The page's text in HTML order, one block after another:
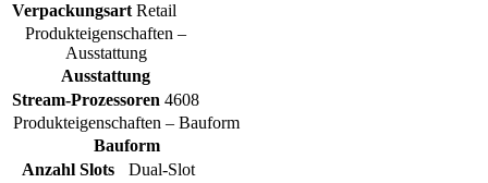
Verpackungsart Retail
Produkteigenschaften –
Ausstattung
Ausstattung
Stream-Prozessoren 4608
Produkteigenschaften – Bauform
Bauform
Anzahl Slots
Dual-Slot